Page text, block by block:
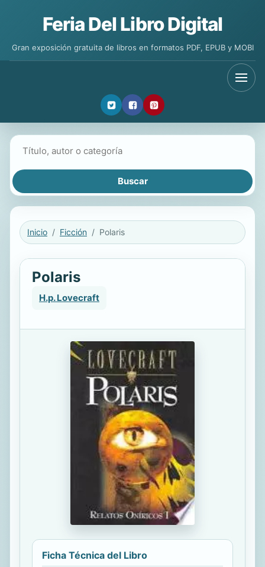
Feria Del Libro Digital
Gran exposición gratuita de libros en formatos PDF, EPUB y MOBI
Inicio Ficción Polaris
Polaris
H.p. Lovecraft
Ficha Técnica del Libro